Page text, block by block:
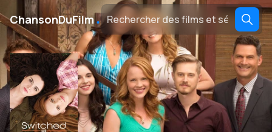
ChansonDuFilm․